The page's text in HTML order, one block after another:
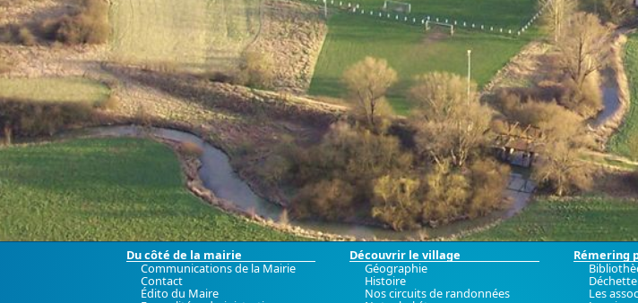
Du côté de la mairie
Communications de la Mairie
Contact
Édito du Maire
Découvrir le village
Géographie
Histoire
Nos circuits de randonnées
Rémering
Les